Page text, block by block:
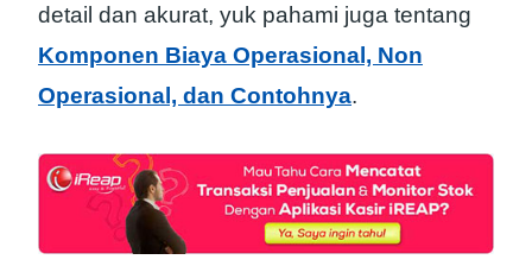
detail dan akurat, yuk pahami juga tentang
Komponen Biaya Operasional, Non
Operasional, dan Contohnya.